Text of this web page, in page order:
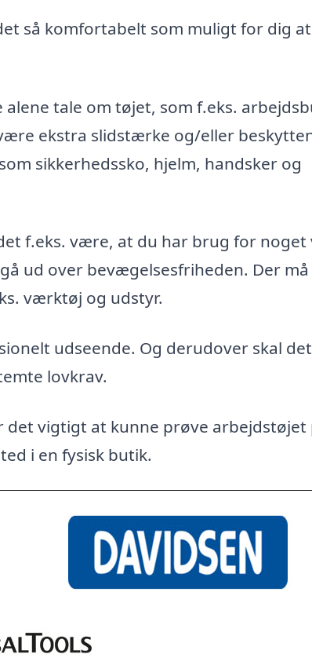
så komfortabelt som muligt for dig at
tale om tøjet, som f.eks.
ekstra slidstærke og/eller
sikkerhedssko, hjelm, handsker og
f.eks. være, at du har brug for noget
ud over bevægelsesfriheden. Der
værktøj og udstyr.
udseende. Og derudover skal det
lovkrav.
vigtigt at kunne prøve arbejdstøjet
i en fysisk butik.